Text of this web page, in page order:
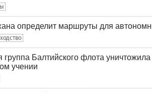
определит маршруты для
группа Балтийского флота
учении